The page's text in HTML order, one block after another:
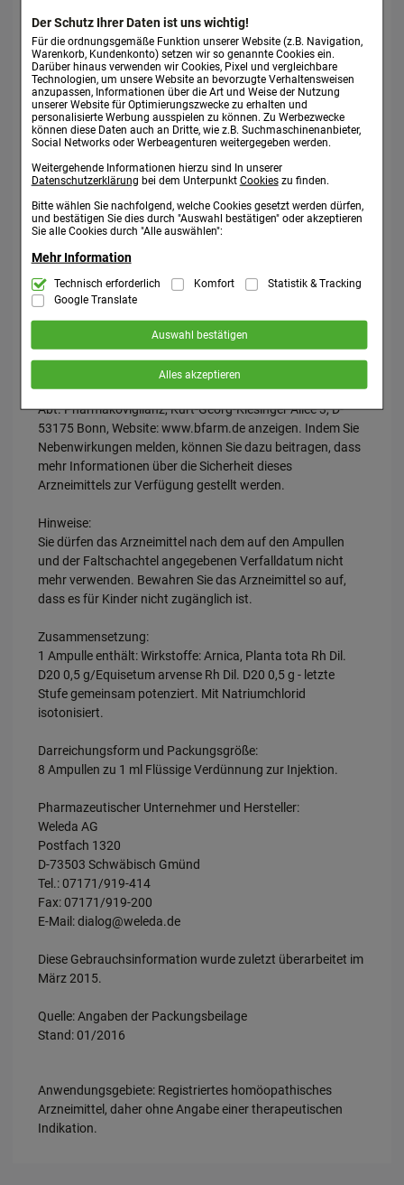
Der Schutz Ihrer Daten ist uns wichtig!
Für die ordnungsgemäße Funktion unserer Website (z.B. Navigation,
Warenkorb, Kundenkonto) setzen wir so genannte Cookies ein.
Darüber hinaus verwenden wir Cookies, Pixel und vergleichbare
Technologien, um unsere Website an bevorzugte Verhaltensweisen
anzupassen, Informationen über die Art und Weise der Nutzung
unserer Website für Optimierungszwecke zu erhalten und
personalisierte Werbung ausspielen zu können. Zu Werbezwecke
können diese Daten auch an Dritte, wie z.B. Suchmaschinenanbieter,
Social Networks oder Werbeagenturen weitergegeben werden.
Weitergehende Informationen hierzu sind In unserer
Datenschutzerklärung bei dem Unterpunkt Cookieszu finden.
Bitte wählen Sie nachfolgend, welche Cookies gesetzt werden dürfen,
und bestätigen Sie dies durch "Auswahl bestätigen" oder akzeptieren
Sie alle Cookies durch "Alle auswählen":
Mehr Information
Technisch Notwendig:Hierbei handelt es sich um Cookies, die für
die Grundfunktionen unserer Website notwendig sind (z.B. Navigation,
Warenkorb, Kundenkonto), weshalb auf diese nicht verzichtet werden
kann.
Komfort:Diese Cookies werden genutzt um das Einkaufserlebnis
noch ansprechender zu gestalten, beispielsweise für die
Wiedererkennung des Besuchers oder unsere Seite an bevorzugte
Verhaltensweisen (z.B. Spracheinstellung) anzupassen. Komfort-
Inhalte anzuzeigen und unser Partnerprogramm zu betreiben.
Statistik & Tracking:
Hierüber lassen sich Informationen über die
Art und Weise der Nutzung unserer Website sammeln, mit deren Hilfe
wir unsere Website weiter für Sie optimieren können, den Inhalt auf
unserer Website aber auch die Werbung auf Drittseiten möglichst
relevant für Sie zu gestalten. Bitte beachten Sie, dass Daten hierfür
werden.
Technisch erforderlich Komfort
Statistik & Tracking
Google Translate
Auswahl bestätigen
Alles akzeptieren
an einer anderen Stelle wiederholen. Wenn kein Blut
erscheint, langsam injizieren, anschließend die Nadel
herausziehen und auf die Einstichstelle kurz mit einem
Tupfer drücken. Es wird in jedem Fall empfohlen, die
Injektionstechnik durch eine darin erfahrene Person zu
erlernen.
Dauer der Anwendung:
Die Dauer der Behandlung erfordert eine Absprache mit
dem Arzt.
Nebenwirkungen:
Keine bekannt.
Meldung von Nebenwirkungen:
Ihren Arzt oder Apotheker. Dies gilt auch für
Nebenwirkungen, die nicht in dieser Packungsbeilage
angegeben sind. Sie können Nebenwirkungen auch direkt
dem Bundesinstitut für Arzneimittel und Medizinprodukte,
Abt. Pharmakovigilanz, Kurt-Georg-Kiesinger Allee 3, D-
53175 Bonn, Website: www.bfarm.de anzeigen. Indem Sie
Nebenwirkungen melden, können Sie dazu beitragen, dass
mehr Informationen über die Sicherheit dieses
Arzneimittels zur Verfügung gestellt werden.
Hinweise:
Sie dürfen das Arzneimittel nach dem auf den Ampullen
und der Faltschachtel angegebenen Verfalldatum nicht
mehr verwenden. Bewahren Sie das Arzneimittel so auf,
dass es für Kinder nicht zugänglich ist.
Zusammensetzung:
1 Ampulle enthält: Wirkstoffe: Arnica, Planta tota Rh Dil.
D20 0,5 g/Equisetum arvense Rh Dil. D20 0,5 g - letzte
Stufe gemeinsam potenziert. Mit Natriumchlorid
isotonisiert.
Darreichungsform und Packungsgröße:
8 Ampullen zu 1 ml Flüssige Verdünnung zur Injektion.
Pharmazeutischer Unternehmer und Hersteller:
Weleda AG
Postfach 1320
D-73503 Schwäbisch Gmünd
Tel.: 07171/919-414
Fax: 07171/919-200
E-Mail: dialog@weleda.de
Diese Gebrauchsinformation wurde zuletzt überarbeitet im
März 2015.
Quelle: Angaben der Packungsbeilage
Stand: 01/2016
Anwendungsgebiete: Registriertes homöopathisches
Arzneimittel, daher ohne Angabe einer therapeutischen
Indikation.